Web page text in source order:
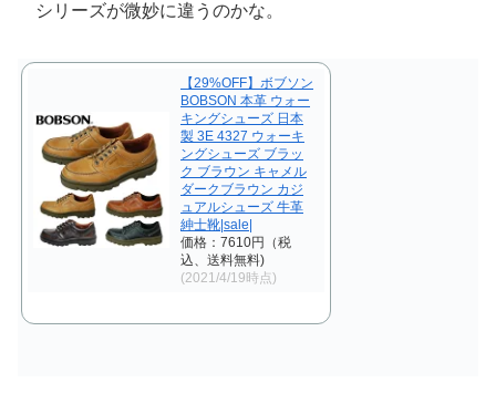
シリーズが微妙に違うのかな。
【29%OFF】ボブソン
BOBSON 本革 ウォー
キングシューズ 日本
製 3E 4327 ウォーキ
ングシューズ ブラッ
ク ブラウン キャメル
ダークブラウン カジ
ュアルシューズ 牛革
紳士靴|sale|
価格：7610円（税
込、送料無料)
(2021/4/19時点)